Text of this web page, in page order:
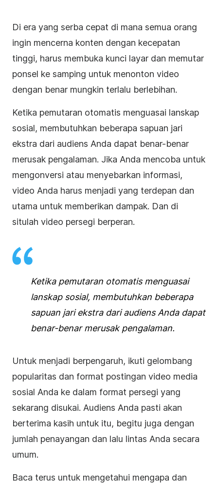
Di era yang serba cepat di mana semua orang
ingin mencerna konten dengan kecepatan
tinggi, harus membuka kunci layar dan memutar
ponsel ke samping untuk menonton video
dengan benar mungkin terlalu berlebihan.
Ketika pemutaran otomatis menguasai lanskap
sosial, membutuhkan beberapa sapuan jari
ekstra dari audiens Anda dapat benar-benar
merusak pengalaman. Jika Anda mencoba untuk
mengonversi atau menyebarkan informasi,
video Anda harus menjadi yang terdepan dan
utama untuk memberikan dampak. Dan di
situlah video persegi berperan.
Ketika pemutaran otomatis menguasai
lanskap sosial, membutuhkan beberapa
sapuan jari ekstra dari audiens Anda dapat
benar-benar merusak pengalaman.
Untuk menjadi berpengaruh, ikuti gelombang
popularitas dan format postingan video media
sosial Anda ke dalam format persegi yang
sekarang disukai. Audiens Anda pasti akan
berterima kasih untuk itu, begitu juga dengan
jumlah penayangan dan lalu lintas Anda secara
umum.
Baca terus untuk mengetahui mengapa dan